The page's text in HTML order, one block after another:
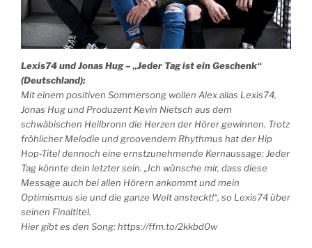
Lexis74 und Jonas Hug – „Jeder Tag ist ein Geschenk“
(Deutschland):
Mit einem positiven Sommersong wollen Alex alias Lexis74,
Jonas Hug und Produzent Kevin Nietsch aus dem
schwäbischen Heilbronn die Herzen der Hörer gewinnen. Trotz
fröhlicher Melodie und groovendem Rhythmus hat der Hip
Hop-Titel dennoch eine ernstzunehmende Kernaussage: Jeder
Tag könnte dein letzter sein. „Ich wünsche mir, dass diese
Message auch bei allen Hörern ankommt und mein
Optimismus sie und die ganze Welt ansteckt!“, so Lexis74 über
seinen Finaltitel.
Hier gibt es den Song: https://ffm.to/2kkbd0w